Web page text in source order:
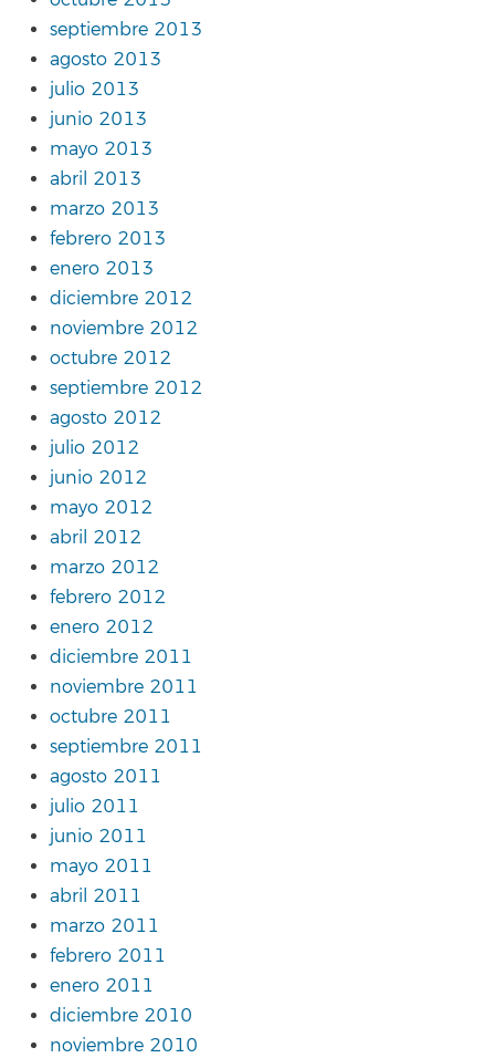
septiembre 2013
agosto 2013
julio 2013
junio 2013
mayo 2013
abril 2013
marzo 2013
febrero 2013
enero 2013
diciembre 2012
noviembre 2012
octubre 2012
septiembre 2012
agosto 2012
julio 2012
junio 2012
mayo 2012
abril 2012
marzo 2012
febrero 2012
enero 2012
diciembre 2011
noviembre 2011
octubre 2011
septiembre 2011
agosto 2011
julio 2011
junio 2011
mayo 2011
abril 2011
marzo 2011
febrero 2011
enero 2011
diciembre 2010
noviembre 2010